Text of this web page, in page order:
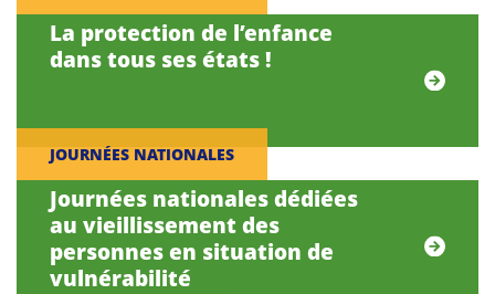
La protection de l’enfance
dans tous ses états !
JOURNÉES NATIONALES
Journées nationales dédiées
au vieillissement des
personnes en situation de
vulnérabilité